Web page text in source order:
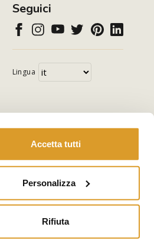
Accetta tutti
Personalizza
Rifiuta
Seguici
Lingua